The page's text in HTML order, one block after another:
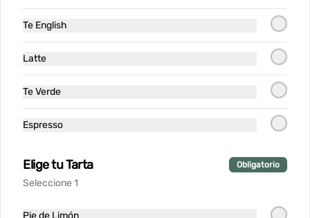
Tortilla española de papas y cebolla
caramelizada, coronada con huevo
Te English
Latte
Te Verde
Espresso
Elige tu Tarta Obligatorio
Seleccione 1
Pie de Limón